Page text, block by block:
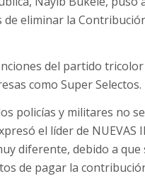
eliminar la
del partido
como Super Selectos.
policías y militares no
el líder de NUEVAS
diferente, debido a
de pagar la